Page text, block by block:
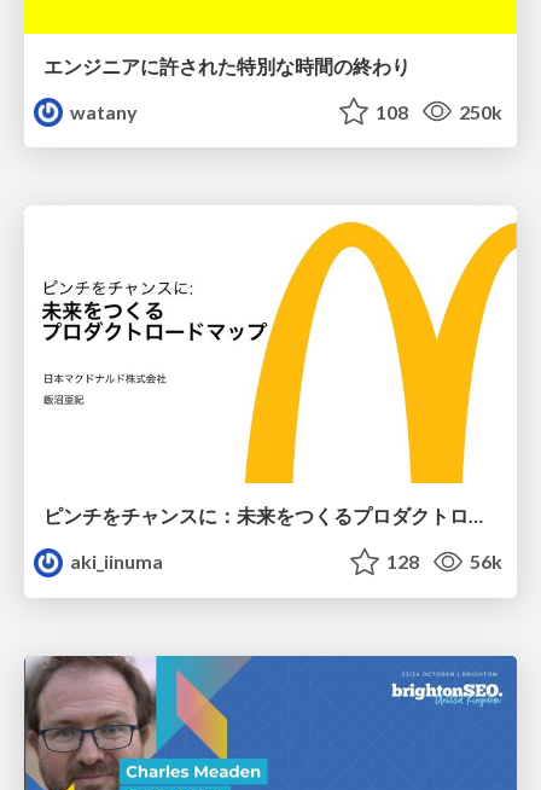
エンジニアに許された特別な時間の終わり
watany
108 250k
ピンチをチャンスに：未来をつくるプロダクトロードマップ #pmconf2020
aki_iinuma
128 56k